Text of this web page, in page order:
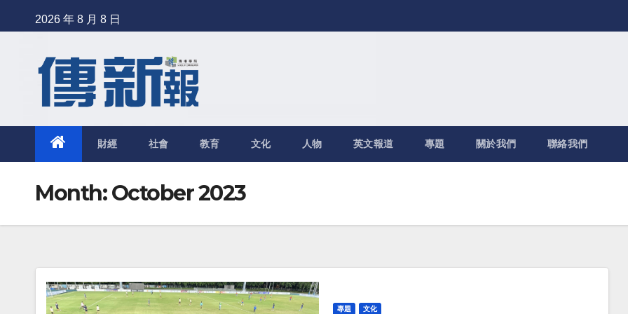
to
2026 年 8 月 8 日
財經 社會 教育 文化 人物 英文報道 專題 關於我們 聯絡我們
Month: October 2023
專題 文化